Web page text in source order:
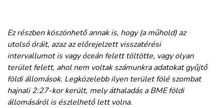
Ez részben köszönhető annak is, hogy (a műhold) az
utolsó óráit, azaz az előrejelzett visszatérési
intervallumot is vagy óceán felett töltötte, vagy olyan
terület felett, ahol nem voltak számunkra adatokat gyűjtő
földi állomások. Legközelebb ilyen terület fölé szombat
hajnali 2:27-kor került, mely áthaladás a BME földi
állomásáról is észlelhető lett volna.